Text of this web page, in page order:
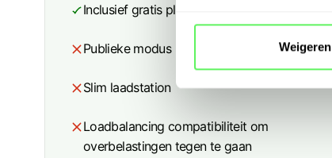
i
g
s
Weigeren
Inclusief gratis plaatsbezoek t.w.v. 200€
Publieke modus
Slim laadstation
Loadbalancing compatibiliteit om
overbelastingen tegen te gaan